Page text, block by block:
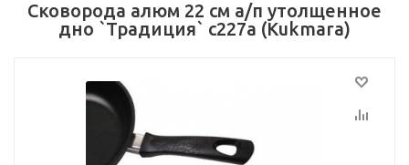
Сковорода алюм 22 см а/п утолщенное
дно `Традиция` с227а (Kukmara)